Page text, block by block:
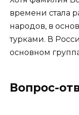
времени стала
народов, в
турками. В
основном
Вопрос-